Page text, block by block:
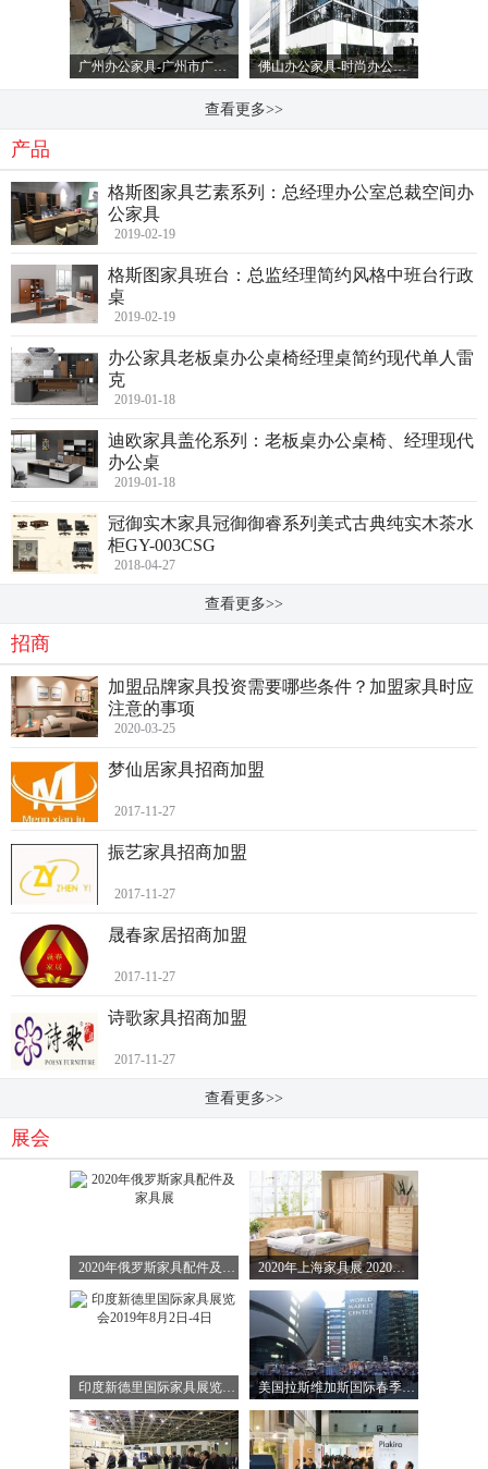
广州办公家具-广州市广时杰家具有限公司 佛山办公家具-时尚办公家具-佛山市顺德区迪梵家具有限公司
查看更多>>
产品
格斯图家具艺素系列：总经理办公室总裁空间办
公家具
2019-02-19
格斯图家具班台：总监经理简约风格中班台行政
桌
2019-02-19
办公家具老板桌办公桌椅经理桌简约现代单人雷
克
2019-01-18
迪欧家具盖伦系列：老板桌办公桌椅、经理现代
办公桌
2019-01-18
冠御实木家具冠御御睿系列美式古典纯实木茶水
柜GY-003CSG
2018-04-27
查看更多>>
招商
加盟品牌家具投资需要哪些条件？加盟家具时应
注意的事项
2020-03-25
梦仙居家具招商加盟
2017-11-27
振艺家具招商加盟
2017-11-27
晟春家居招商加盟
2017-11-27
诗歌家具招商加盟
2017-11-27
查看更多>>
展会
2020年俄罗斯家具配件及家具展 2020年上海家具展 2020上海国际家具展展位
印度新德里国际家具展览会2019年8月2日-4日 美国拉斯维加斯国际春季家具展览会